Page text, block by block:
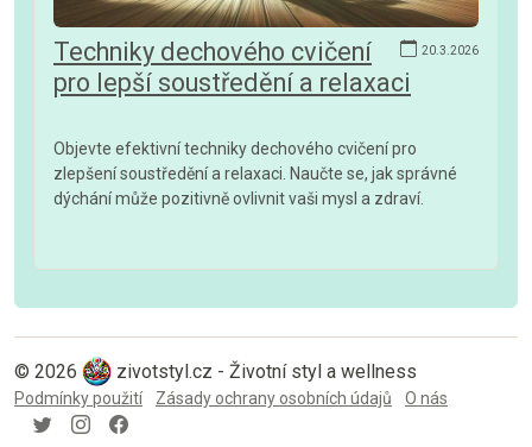
20.3.2026
Techniky dechového cvičení
pro lepší soustředění a relaxaci
Objevte efektivní techniky dechového cvičení pro
zlepšení soustředění a relaxaci. Naučte se, jak správné
dýchání může pozitivně ovlivnit vaši mysl a zdraví.
© 2026 zivotstyl.cz - Životní styl a wellness
Podmínky použití Zásady ochrany osobních údajů O nás